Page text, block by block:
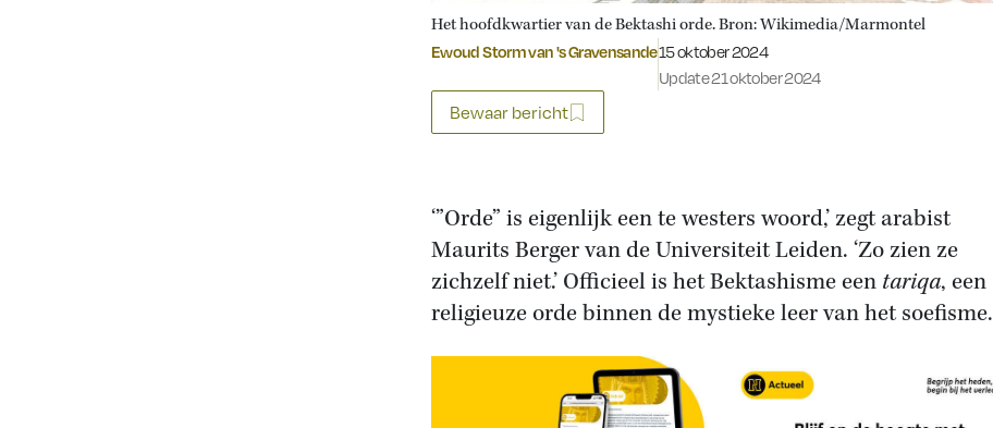
Het hoofdkwartier van de Bektashi orde. Bron: Wikimedia/Marmontel
Ewoud Storm van 's GravensandeGepubliceerd op:
15 oktober 2024
Update 21 oktober 2024
Bewaar bericht
‘”Orde” is eigenlijk een te westers woord,’ zegt arabist
Maurits Berger van de Universiteit Leiden. ‘Zo zien ze
zichzelf niet.’ Officieel is het Bektashisme een tariqa, een
religieuze orde binnen de mystieke leer van het soefisme.